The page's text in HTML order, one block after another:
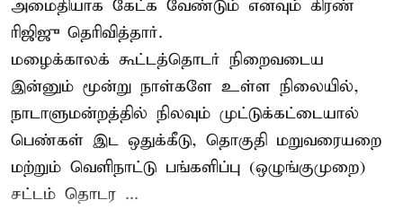
அமைதியாக கேட்க வேண்டும் எனவும் கிரண்
ரிஜிஜு தெரிவித்தார்.
மழைக்காலக் கூட்டத்தொடர் நிறைவடைய
இன்னும் மூன்று நாள்களே உள்ள நிலையில்,
நாடாளுமன்றத்தில் நிலவும் முட்டுக்கட்டையால்
பெண்கள் இட ஒதுக்கீடு, தொகுதி மறுவரையறை
மற்றும் வெளிநாட்டு பங்களிப்பு (ஒழுங்குமுறை)
சட்டம் தொடர ...